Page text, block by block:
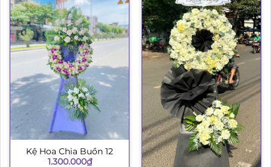
Kệ Hoa Chia Buồn 12
1.300.000₫